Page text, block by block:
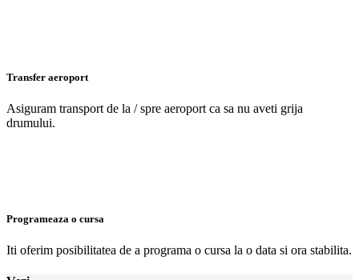
Transfer aeroport
Asiguram transport de la / spre aeroport ca sa nu aveti grija
drumului.
Programeaza o cursa
Iti oferim posibilitatea de a programa o cursa la o data si ora stabilita.